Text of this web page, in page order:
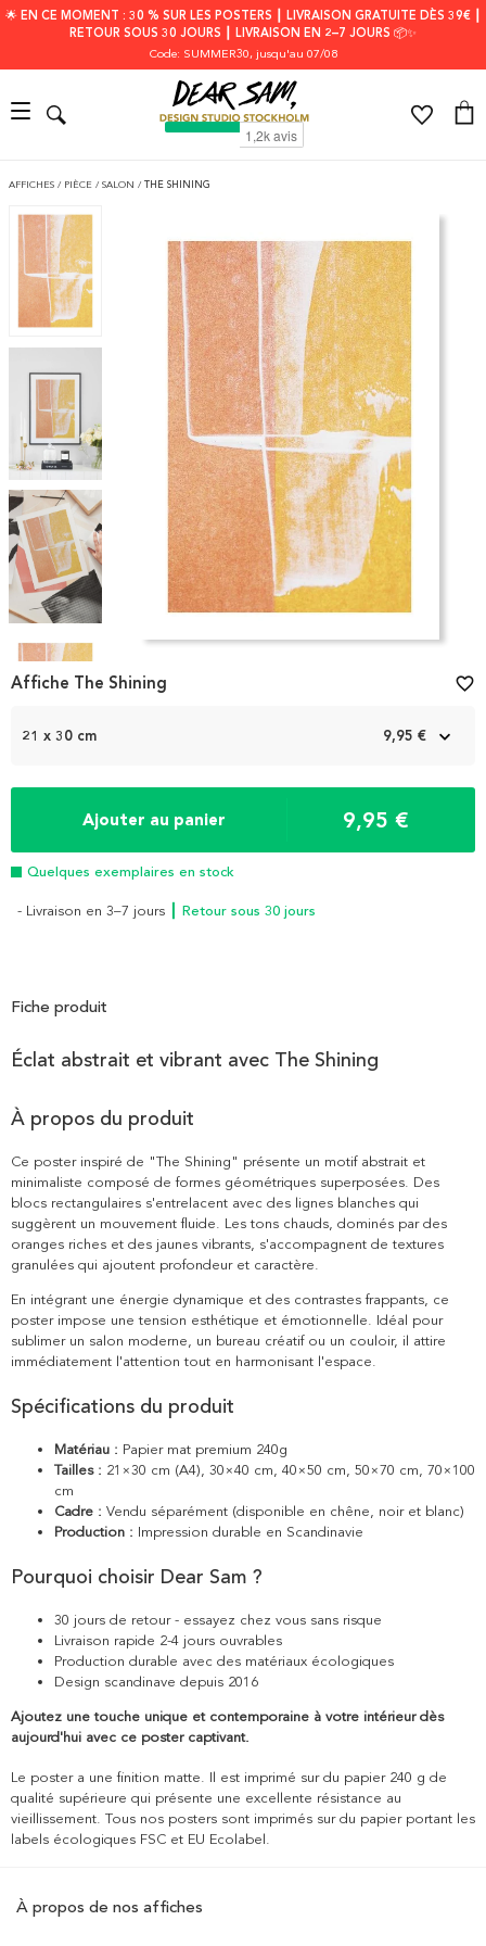
🌟 EN CE MOMENT : 30 % SUR LES POSTERS ┃ LIVRAISON GRATUITE DÈS 39€ ┃
RETOUR SOUS 30 JOURS ┃ LIVRAISON EN 2–7 JOURS 📦✨
Code: SUMMER30, jusqu'au 07/08
AFFICHES / PIÈCE / SALON / THE SHINING
1
21 x 30 cm 9,95 €
Ajouter au panier 9,95 €
Quelques exemplaires en stock
- Livraison en 3–7 jours ┃ Retour sous 30 jours
Affiche The Shining favorite_border
Fiche produit
Éclat abstrait et vibrant avec The Shining
À propos du produit
Ce poster inspiré de "The Shining" présente un motif abstrait et
minimaliste composé de formes géométriques superposées. Des
blocs rectangulaires s'entrelacent avec des lignes blanches qui
suggèrent un mouvement fluide. Les tons chauds, dominés par des
oranges riches et des jaunes vibrants, s'accompagnent de textures
granulées qui ajoutent profondeur et caractère.
En intégrant une énergie dynamique et des contrastes frappants, ce
poster impose une tension esthétique et émotionnelle. Idéal pour
sublimer un salon moderne, un bureau créatif ou un couloir, il attire
immédiatement l'attention tout en harmonisant l'espace.
Spécifications du produit
Matériau : Papier mat premium 240g
Tailles : 21×30 cm (A4), 30×40 cm, 40×50 cm, 50×70 cm, 70×100
cm
Cadre : Vendu séparément (disponible en chêne, noir et blanc)
Production : Impression durable en Scandinavie
Pourquoi choisir Dear Sam ?
30 jours de retour - essayez chez vous sans risque
Livraison rapide 2-4 jours ouvrables
Production durable avec des matériaux écologiques
Design scandinave depuis 2016
Ajoutez une touche unique et contemporaine à votre intérieur dès
aujourd'hui avec ce poster captivant.
Le poster a une finition matte. Il est imprimé sur du papier 240 g de
qualité supérieure qui présente une excellente résistance au
vieillissement. Tous nos posters sont imprimés sur du papier portant les
labels écologiques FSC et EU Ecolabel.
À propos de nos affiches